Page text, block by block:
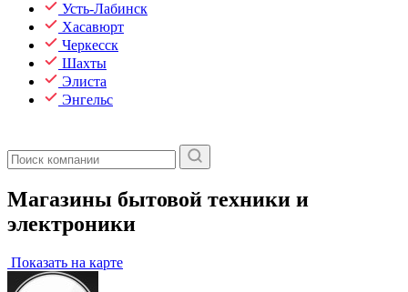
Усть-Лабинск
Хасавюрт
Черкесск
Шахты
Элиста
Энгельс
Магазины бытовой техники и
электроники
Показать на карте